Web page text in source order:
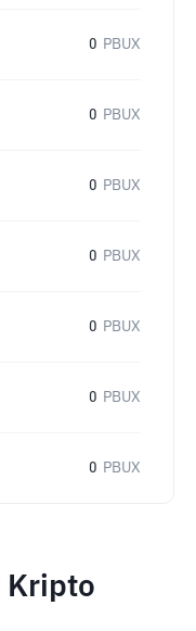
0 PBUX
0 PBUX
0 PBUX
0 PBUX
0 PBUX
0 PBUX
0 PBUX
Kripto